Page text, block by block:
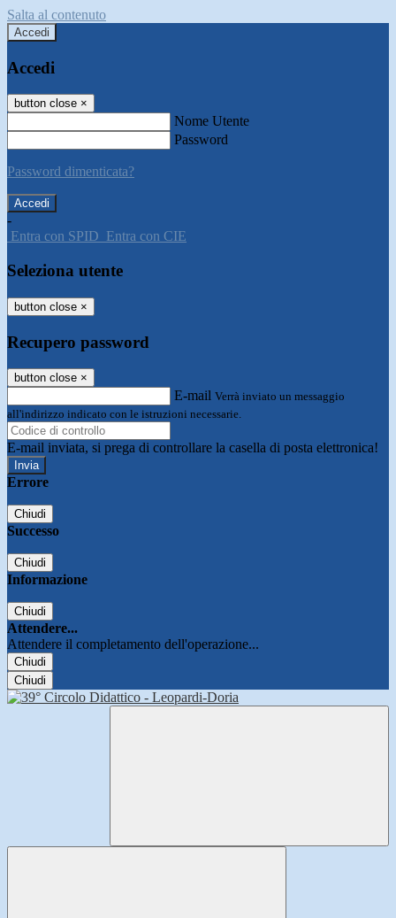
Salta al contenuto
Accedi
Accedi
button close ×
Nome Utente
Password
Password dimenticata?
-
Entra con SPID Entra con CIE
Seleziona utente
button close ×
Recupero password
button close ×
E-mail Verrà inviato un messaggio
all'indirizzo indicato con le istruzioni necessarie.
E-mail inviata, si prega di controllare la casella di posta elettronica!
Errore
Chiudi
Successo
Chiudi
Informazione
Chiudi
Attendere...
Attendere il completamento dell'operazione...
Chiudi
Chiudi